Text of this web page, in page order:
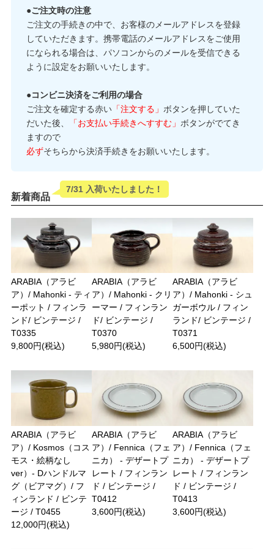
●ご注文時の注意
ご注文の手続きの中で、お客様のメールアドレスを登録
していただきます。携帯電話のメールアドレスをご使用
になられる場合は、パソコンからのメールを受信できる
ように設定をお願いいたします。
●コンビニ決済をご利用の場合
ご注文を確定する赤い「注文する」 ボタンを押していた
だいた後、
「お支払い手続きへすすむ」 ボタンがでてき
ますので
必ずそちらから決済手続きをお願いいたします。
新着商品
7/31 入荷いたしました！
ARABIA（アラビ
ア）/ Mahonki - ティ
ーポット / フィンラ
ンド/ ビンテージ /
T0335
9,800円(税込)
ARABIA（アラビ
ア）/ Mahonki - クリ
ーマー / フィンラン
ド/ ビンテージ /
T0370
5,980円(税込)
ARABIA（アラビ
ア）/ Mahonki - シュ
ガーボウル / フィン
ランド/ ビンテージ /
T0371
6,500円(税込)
ARABIA（アラビ
ア）/ Kosmos（コス
モス・絵柄なし
ver）- Dハンドルマ
グ（ビアマグ）/ フ
ィンランド / ビンテ
ージ / T0455
12,000円(税込)
ARABIA（アラビ
ア）/ Fennica（フェ
ニカ） - デザートプ
レート / フィンラン
ド / ビンテージ /
T0412
3,600円(税込)
ARABIA（アラビ
ア）/ Fennica（フェ
ニカ） - デザートプ
レート / フィンラン
ド / ビンテージ /
T0413
3,600円(税込)